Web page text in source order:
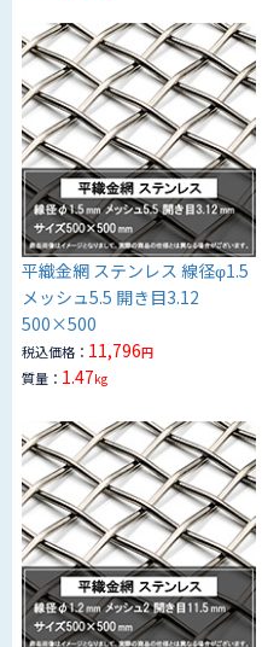
平織金網 ステンレス 線径φ1.5
メッシュ5.5 開き目3.12
500×500
税込価格： 11,796円
質量： 1.47kg